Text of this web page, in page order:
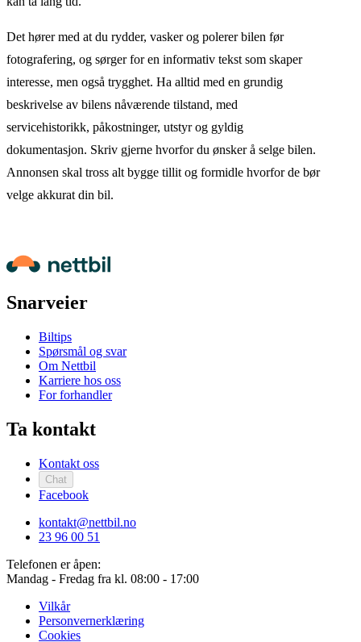
Det hører med at du rydder, vasker og polerer bilen før
fotografering, og sørger for en informativ tekst som skaper
interesse, men også trygghet. Ha alltid med en grundig
beskrivelse av bilens nåværende tilstand, med
servicehistorikk, påkostninger, utstyr og gyldig
dokumentasjon. Skriv gjerne hvorfor du ønsker å selge bilen.
Annonsen skal tross alt bygge tillit og formidle hvorfor de bør
velge akkurat din bil.
Snarveier
Biltips
Spørsmål og svar
Om Nettbil
Karriere hos oss
For forhandler
Ta kontakt
Kontakt oss
Chat
Facebook
kontakt@nettbil.no
23 96 00 51
Telefonen er åpen:
Mandag - Fredag fra kl. 08:00 - 17:00
Vilkår
Personvernerklæring
Cookies